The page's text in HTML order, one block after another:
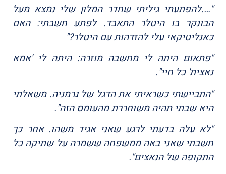
"….להפתעתי גיליתי שחדר המלון שלי נמצא מעל
הבונקר בו היטלר התאבד. לפתע חשבתי: האם
כאנליטיקאי עלי להזדהות עם היטלר?"
"פתאום היתה לי מחשבה מוזרה: היתה לי 'אמא
נאצית' כל חיי".
"התביישתי כשראיתי את הדגל של גרמניה. משאלתי
היא שבתי תהיה משוחררת מהעומס הזה".
"לא עלה בדעתי לרגע שאני אגיד משהו. אחר כך
חשבתי שאני באה ממשפחה ששמרה על שתיקה כל
התקופה של הנאצים".